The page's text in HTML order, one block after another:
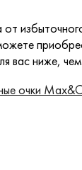
вас ниже,
очки